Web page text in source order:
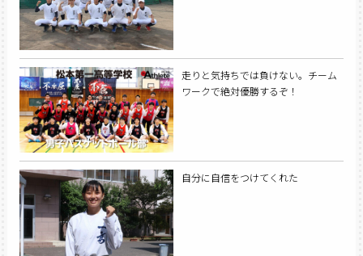
走りと気持ちでは負けない。チーム
ワークで絶対優勝するぞ！
自分に自信をつけてくれた